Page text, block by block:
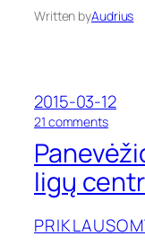
s
k
l
u
s
o
m
b
Written byAudrius
2015-03-12
21 commentso
P
a
n
v
ligų